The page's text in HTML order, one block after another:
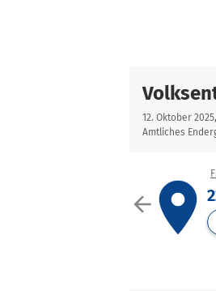
12. Oktober
Amtliches
arrow_backplace